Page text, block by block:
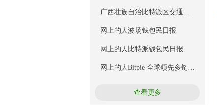
广西壮族自治比特派区交通运输厅
网上的人波场钱包民日报
网上的人比特派钱包民日报
网上的人Bitpie 全球领先多链钱包民日报
查看更多